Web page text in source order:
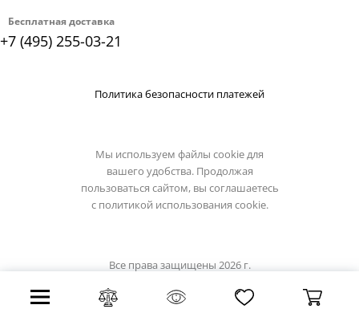
Бесплатная доставка
+7 (495) 255-03-21
Политика безопасности платежей
Мы используем файлы cookie для
вашего удобства. Продолжая
пользоваться сайтом, вы соглашаетесь
с политикой использования cookie.
Все права защищены 2026 г.